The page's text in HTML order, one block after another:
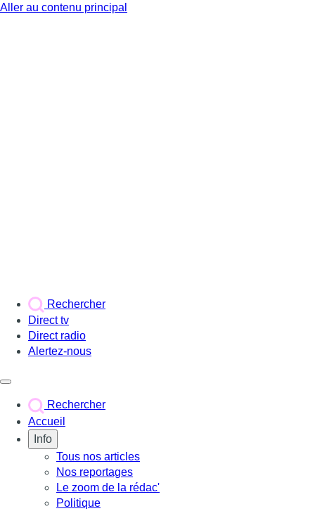
Aller au contenu principal
Rechercher
Direct tv
Direct radio
Alertez-nous
Rechercher
Accueil
Info
Tous nos articles
Nos reportages
Le zoom de la rédac'
Politique